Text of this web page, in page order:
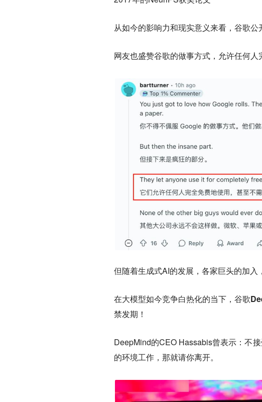
从如今的影响力和现实意义来看，谷歌公
网友也盛赞谷歌的做事方式，允许任何人
但随着生成式AI的发展，各家巨头的加入
在大模型如今竞争白热化的当下， 谷歌
禁发期！
DeepMind的CEO Hassabis曾表示：不
的环境工作，那就请你离开。